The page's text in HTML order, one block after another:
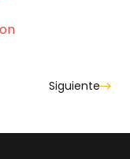
Siguiente